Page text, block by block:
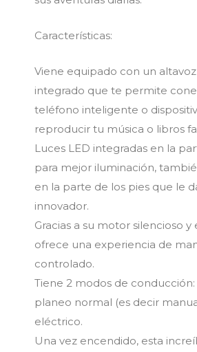
Características:
Viene equipado con un
integrado que te permite
teléfono inteligente o
reproducir tu música o libros
Luces LED integradas en la
para mejor iluminación,
en la parte de los pies que le
innovador.
Gracias a su motor silencioso
ofrece una experiencia de
controlado.
Tiene 2 modos de
planeo normal (es decir
eléctrico.
Una vez encendido, esta